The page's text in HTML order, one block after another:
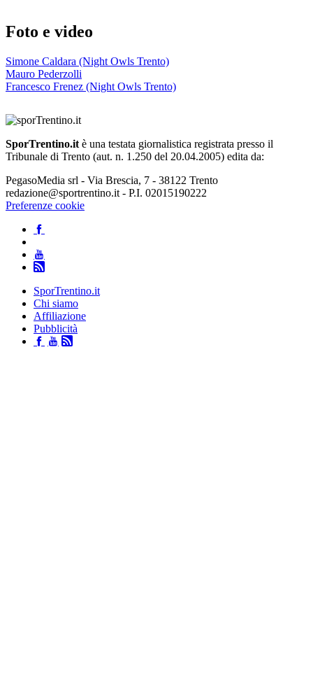
Foto e video
Simone Caldara (Night Owls Trento)
Mauro Pederzolli
Francesco Frenez (Night Owls Trento)
SporTrentino.it è una testata giornalistica registrata presso il
Tribunale di Trento (aut. n. 1.250 del 20.04.2005) edita da:
PegasoMedia srl - Via Brescia, 7 - 38122 Trento
redazione@sportrentino.it - P.I. 02015190222
Preferenze cookie
SporTrentino.it
Chi siamo
Affiliazione
Pubblicità